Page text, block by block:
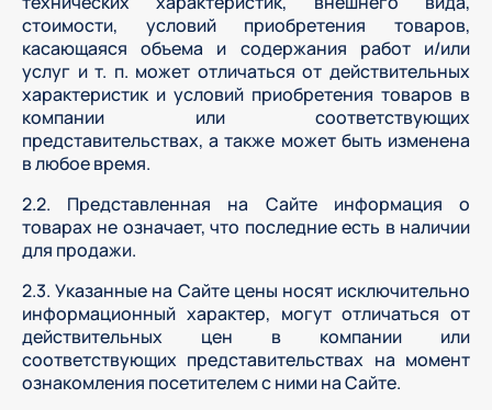
стоимости, условий приобретения товаров,
касающаяся объема и содержания работ и/или
услуг и т. п. может отличаться от действительных
характеристик и условий приобретения товаров в
компании или соответствующих
представительствах, а также может быть изменена
в любое время.
2.2. Представленная на Сайте информация о
товарах не означает, что последние есть в наличии
для продажи.
2.3. Указанные на Сайте цены носят исключительно
информационный характер, могут отличаться от
действительных цен в компании или
соответствующих представительствах на момент
ознакомления посетителем с ними на Сайте.